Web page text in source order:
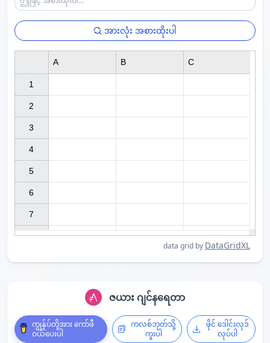
အားလုံး အစားထိုးပါ
data grid by DataGridXL
1
2
3
4
5
6
7
A B C
ဇယား ဂျင်နရေတာ
ကျွန်ုပ်တို့အား ကော်ဖီ
ဝယ်ပေးပါ
ကလစ်ဘုတ်သို့
ကူးပါ
ဖိုင် ဒေါင်းလုဒ်
လုပ်ပါ